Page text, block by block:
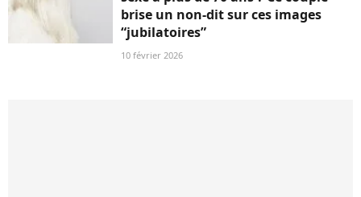
brise un non-dit sur ces images
“jubilatoires”
10 février 2026